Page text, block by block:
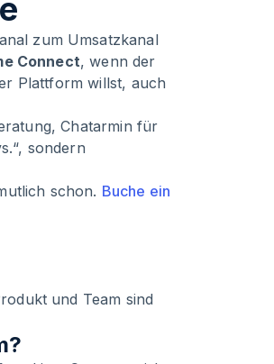
zum Umsatzkanal
Connect, wenn der
Plattform willst, auch
Chatarmin für
sondern
schon. Buche ein
und Team sind